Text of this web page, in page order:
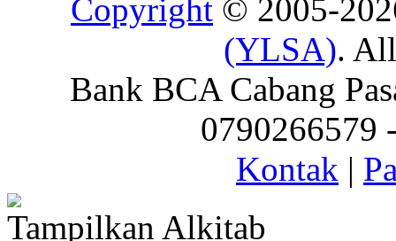
Copyright © 2005-
(YLSA).
Bank BCA Cabang
0790266579
Kontak |
Tampilkan Alkitab